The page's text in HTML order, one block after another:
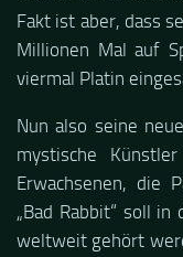
Fakt ist aber, dass
Millionen Mal auf
viermal Platin
Nun also seine
mystische
Erwachsenen, die
„Bad Rabbit“ soll
weltweit gehört